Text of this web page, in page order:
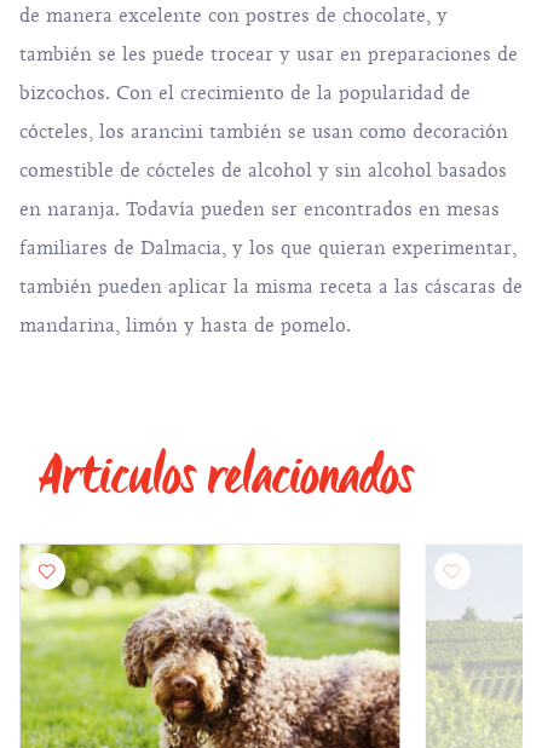
de manera excelente con postres de chocolate, y
también se les puede trocear y usar en preparaciones de
bizcochos. Con el crecimiento de la popularidad de
cócteles, los arancini también se usan como decoración
comestible de cócteles de alcohol y sin alcohol basados
en naranja. Todavía pueden ser encontrados en mesas
familiares de Dalmacia, y los que quieran experimentar,
también pueden aplicar la misma receta a las cáscaras de
mandarina, limón y hasta de pomelo.
Articulos relacionados